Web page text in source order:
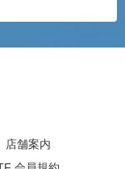
店舗案内